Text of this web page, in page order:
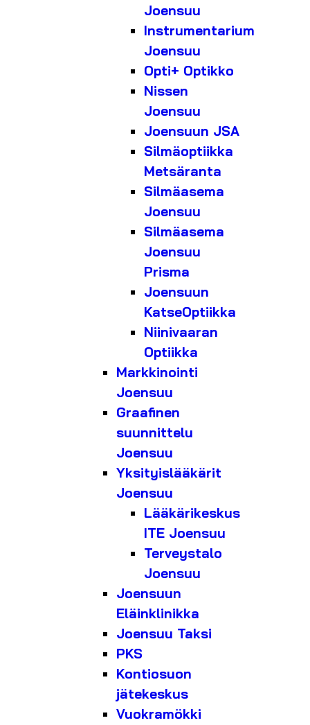
Joensuu
Instrumentarium
Joensuu
Opti+ Optikko
Nissen
Joensuu
Joensuun JSA
Silmäoptiikka
Metsäranta
Silmäasema
Joensuu
Silmäasema
Joensuu
Prisma
Joensuun
KatseOptiikka
Niinivaaran
Optiikka
Markkinointi
Joensuu
Graafinen
suunnittelu
Joensuu
Yksityislääkärit
Joensuu
Lääkärikeskus
ITE Joensuu
Terveystalo
Joensuu
Joensuun
Eläinklinikka
Joensuu Taksi
PKS
Kontiosuon
jätekeskus
Vuokramökki